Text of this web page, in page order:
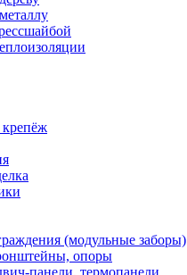
(модульные заборы)
опоры
панели, термопанели